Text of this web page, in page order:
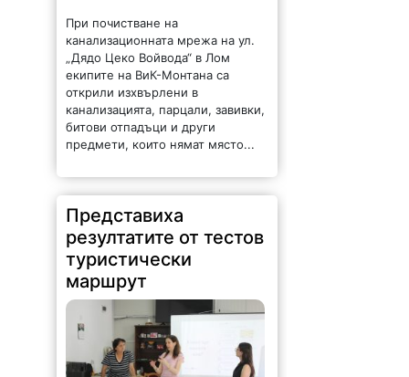
При почистване на
канализационната мрежа на ул.
„Дядо Цеко Войвода“ в Лом
екипите на ВиК-Монтана са
открили изхвърлени в
канализацията, парцали, завивки,
битови отпадъци и други
предмети, които нямат място...
Представиха
резултатите от тестов
туристически
маршрут